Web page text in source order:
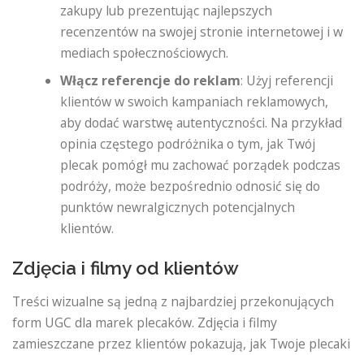
zakupy lub prezentując najlepszych
recenzentów na swojej stronie internetowej i w
mediach społecznościowych.
Włącz referencje do reklam: Użyj referencji
klientów w swoich kampaniach reklamowych,
aby dodać warstwę autentyczności. Na przykład
opinia częstego podróżnika o tym, jak Twój
plecak pomógł mu zachować porządek podczas
podróży, może bezpośrednio odnosić się do
punktów newralgicznych potencjalnych
klientów.
Zdjęcia i filmy od klientów
Treści wizualne są jedną z najbardziej przekonujących
form UGC dla marek plecaków. Zdjęcia i filmy
zamieszczane przez klientów pokazują, jak Twoje plecaki